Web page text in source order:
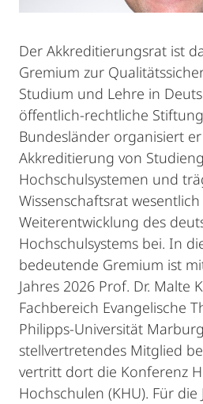
Der Akkreditierungsrat ist
Gremium zur
Studium und Lehre in
öffentlich-rechtliche
Bundesländer organisiert
Akkreditierung von
Hochschulsystemen und
Wissenschaftsrat
Weiterentwicklung des
Hochschulsystems bei. In
bedeutende Gremium ist
Jahres 2026 Prof. Dr. Malte
Fachbereich Evangelische
Philipps-Universität
stellvertretendes Mitglied
vertritt dort die Konferenz
Hochschulen (KHU). Für die